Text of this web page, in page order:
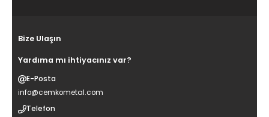
Bize Ulaşın
Yardıma mı ihtiyacınız var?
E-Posta
info@cemkometal.com
Telefon